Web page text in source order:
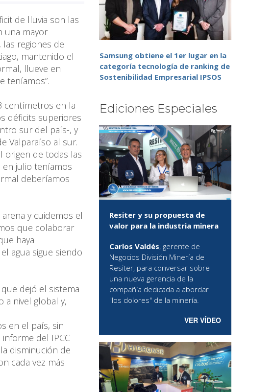
de lluvia son las
una mayor
regiones de
mantenido el
llueve en
teníamos”.
centímetros en la
déficits superiores
sur del país-, y
Valparaíso al sur.
origen de todas las
julio teníamos
deberíamos
y cuidemos el
que colaborar
haya
agua sigue siendo
dejó el sistema
a nivel global y,
en el país, sin
del IPCC
disminución de
cada vez más
Samsung obtiene el 1er lugar en la
categoría tecnología de ranking de
Sostenibilidad Empresarial IPSOS
Ediciones Especiales
Resiter y su propuesta de
valor para la industria minera
Carlos Valdés, gerente de
Negocios División Minería de
Resiter, para conversar sobre
una nueva gerencia de la
compañía dedicada a abordar
"los dolores" de la minería.
VER VÍDEO